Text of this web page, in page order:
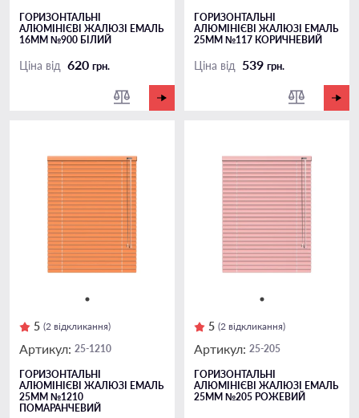
ГОРИЗОНТАЛЬНІ
АЛЮМІНІЄВІ ЖАЛЮЗІ ЕМАЛЬ
16ММ №900 БІЛИЙ
Ціна від 620 грн.
ГОРИЗОНТАЛЬНІ
АЛЮМІНІЄВІ ЖАЛЮЗІ ЕМАЛЬ
25ММ №117 КОРИЧНЕВИЙ
Ціна від 539 грн.
5 (2 відкликання)
Артикул: 25-1210
ГОРИЗОНТАЛЬНІ
АЛЮМІНІЄВІ ЖАЛЮЗІ ЕМАЛЬ
25ММ №1210
ПОМАРАНЧЕВИЙ
5 (2 відкликання)
Артикул: 25-205
ГОРИЗОНТАЛЬНІ
АЛЮМІНІЄВІ ЖАЛЮЗІ ЕМАЛЬ
25ММ №205 РОЖЕВИЙ